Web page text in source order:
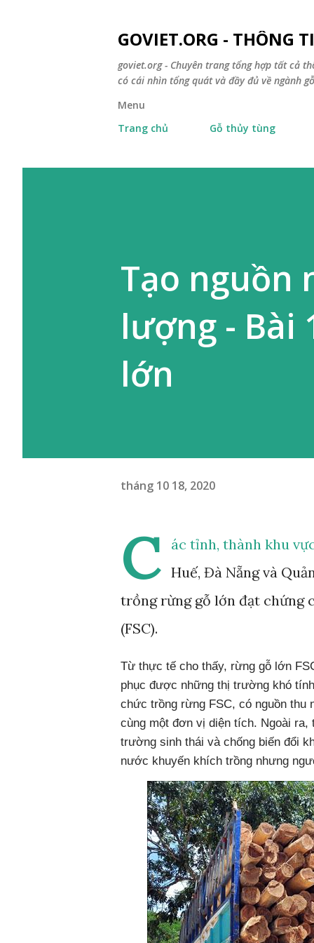
GOVIET.ORG - THÔNG
goviet.org - Chuyên trang tổng hợp tất cả
có cái nhìn tổng quát và đầy đủ về ngành
Menu
Trang chủ
Gỗ thủy tùng
Tạo nguồn
lượng - Bài
lớn
tháng 10 18, 2020
C
ác tỉnh, thành khu
Huế, Đà Nẵng và
trồng rừng gỗ lớn đạt chứng
(FSC).
Từ thực tế cho thấy, rừng gỗ lớn
phục được những thị trường khó
chức trồng rừng FSC, có nguồn
cùng một đơn vị diện tích. Ngoài ra,
trường sinh thái và chống biến đổi
nước khuyến khích trồng nhưng